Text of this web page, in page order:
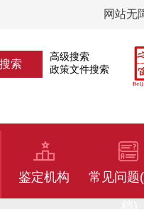
网站无
高级搜索
政策文件搜索
鉴定机构 常见问题